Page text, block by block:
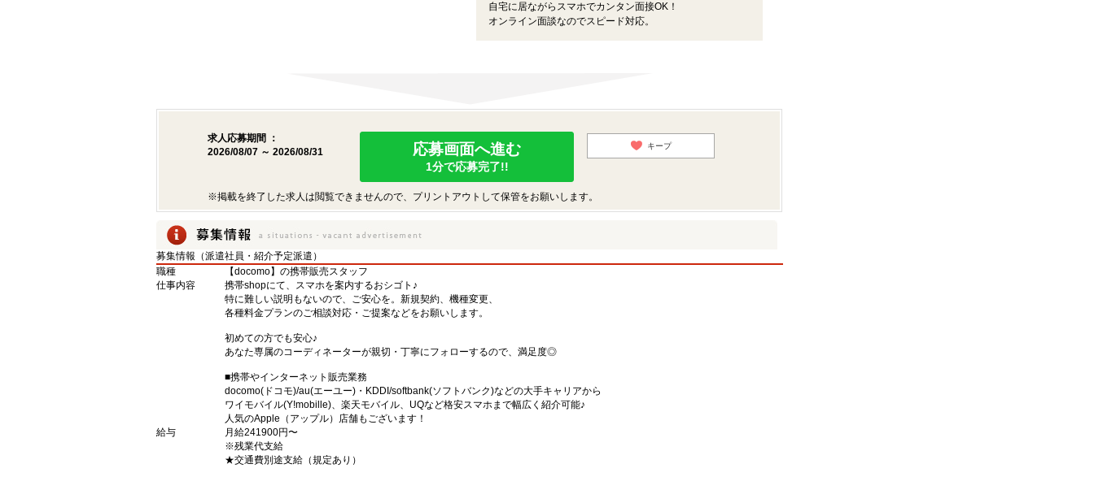
自宅に居ながらスマホでカンタン面接OK！
オンライン面談なのでスピード対応。
求人応募期間 ：
2026/08/07 ～ 2026/08/31
応募画面へ進む
1分で応募完了!!
キープ
※掲載を終了した求人は閲覧できませんので、プリントアウトして保管をお願いします。
募集情報（派遣社員・紹介予定派遣）
職種
【docomo】の携帯販売スタッフ
仕事内容
携帯shopにて、スマホを案内するおシゴト♪
特に難しい説明もないので、ご安心を。新規契約、機種変更、
各種料金プランのご相談対応・ご提案などをお願いします。
初めての方でも安心♪
あなた専属のコーディネーターが親切・丁寧にフォローするので、満足度◎
■携帯やインターネット販売業務
docomo(ドコモ)/au(エーユー)・KDDI/softbank(ソフトバンク)などの大手キャリアから
ワイモバイル(Y!mobille)、楽天モバイル、UQなど格安スマホまで幅広く紹介可能♪
人気のApple（アップル）店舗もございます！
給与
月給241900円〜
※残業代支給
★交通費別途支給（規定あり）